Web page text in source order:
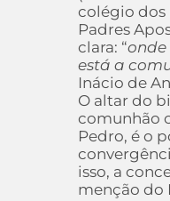
colégio dos
Padres
clara: “onde
está a
Inácio de
O altar do
comunhão
Pedro, é o
isso, a
menção do